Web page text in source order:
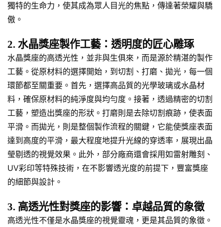
獨特的生命力，使其成為眾人目光的焦點，傳達著榮耀與驕
傲。
2. 水晶獎座製作工藝：透明度的匠心雕琢
水晶獎座的高透光性，並非與生俱來，而是源於精湛的製作
工藝。從原材料的選擇開始，到切割、打磨、拋光，每一個
環節都至關重要。首先，選擇高品質的光學玻璃或水晶材
料，確保原材料的純淨度與均勻度。接著，透過精密的切割
工藝，塑造出獎座的形狀。打磨則是去除切割痕跡，使表面
平滑。而拋光，則是整個製作流程的關鍵，它能使獎座表面
達到高度的平滑，最大程度地提升光線的穿透率，展現出晶
瑩剔透的視覺效果。此外，部分廠商還會採用如雷射雕刻、
UV彩印等特殊技術，在不影響透光度的前提下，豐富獎座
的細節與設計。
3. 高透光性對獎座的影響：卓越品質的象徵
高透光性不僅是水晶獎座的視覺靈魂，更是其品質的象徵。